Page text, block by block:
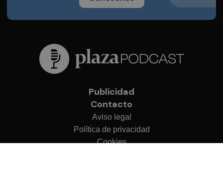
Publicidad
Contacto
Aviso legal
Política de privacidad
Cookies